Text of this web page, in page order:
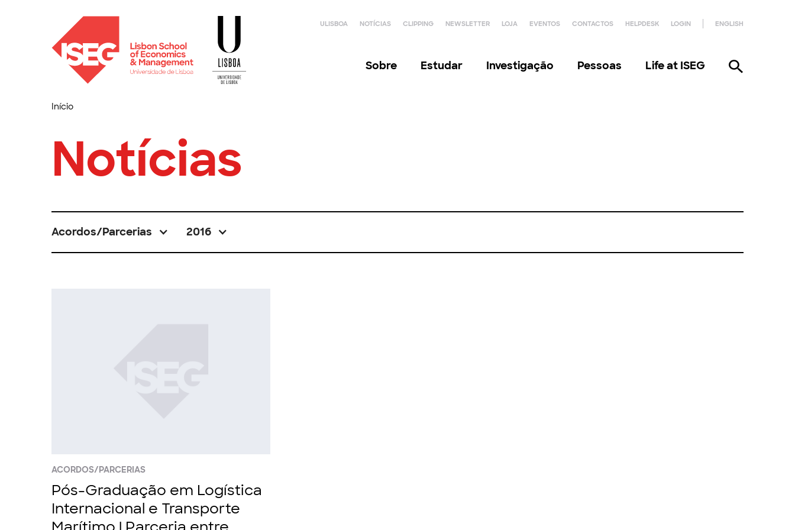
ULISBOA NOTÍCIAS CLIPPING NEWSLETTER LOJA EVENTOS CONTACTOS HELPDESK LOGIN ENGLISH
Sobre Estudar Investigação Pessoas Life at ISEG
Início
Notícias
Acordos/Parcerias 2016
ACORDOS/PARCERIAS
Pós-Graduação em Logística
Internacional e Transporte